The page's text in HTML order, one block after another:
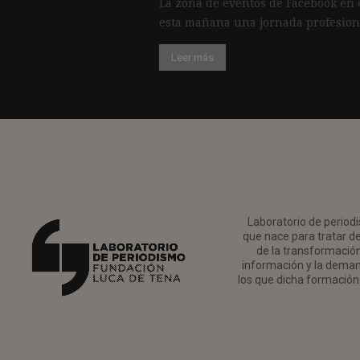
La zona de eventos de Facebook
esta mañana una jornada
Leer más
Laboratorio de
que nace para tratar
de la
información y la
los que dicha